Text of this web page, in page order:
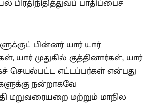
பாதிப்பைச்
பின்னர் யார் யார்
யார் முதுகில் குத்தினார்கள், யார்
செயல்பட்ட எட்டப்பர்கள் என்பது
நன்றாகவே
மறுவரையறை மற்றும் மாநில